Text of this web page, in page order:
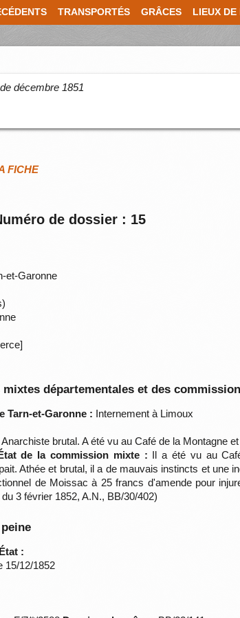
TRANSPORTÉS GRÂCES LIEUX
décembre 1851
FICHE
de dossier : 15
et-Garonne
départementales et des
Tarn-et-Garonne : Internement à Limoux
Anarchiste brutal. A été vu au Café de la Montagne
de la commission mixte : Il a été vu au
Athée et brutal, il a de mauvais instincts et une
de Moissac à 25 francs d'amende pour
3 février 1852, A.N., BB/30/402)
:
15/12/1852